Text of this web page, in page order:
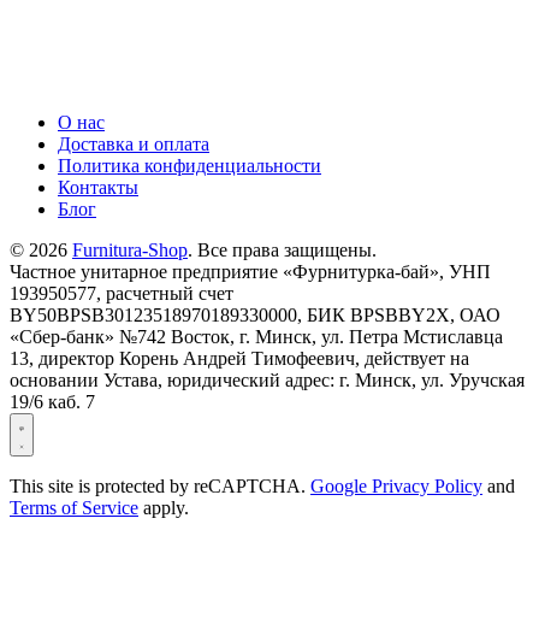
О нас
Доставка и оплата
Политика конфиденциальности
Контакты
Блог
© 2026 Furnitura-Shop. Все права защищены.
Частное унитарное предприятие «Фурнитурка-бай», УНП
193950577, расчетный счет
BY50BPSB30123518970189330000, БИК BPSBBY2X, ОАО
«Сбер-банк» №742 Восток, г. Минск, ул. Петра Мстиславца
13, директор Корень Андрей Тимофеевич, действует на
основании Устава, юридический адрес: г. Минск, ул. Уручская
19/6 каб. 7
This site is protected by reCAPTCHA. Google Privacy Policy and
Terms of Service apply.